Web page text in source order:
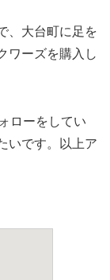
、大台町に足を
ワーズを購入し
ローをしてい
いです。以上ア